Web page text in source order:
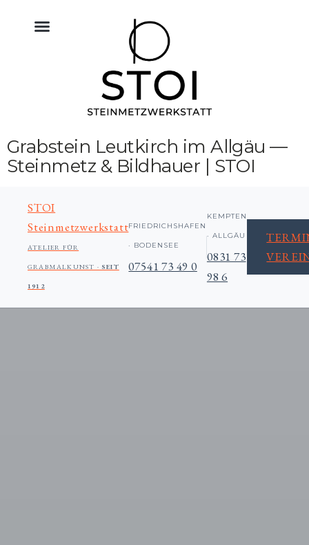
Grabstein Leutkirch im Allgäu —
Steinmetz & Bildhauer | STOI
STOI
Steinmetzwerkstatt
ATELIER FÜR
GRABMALKUNST · SEIT
1912
FRIEDRICHSHAFEN
· BODENSEE
07541 73 49 0
KEMPTEN
· ALLGÄU
0831 73
98 6